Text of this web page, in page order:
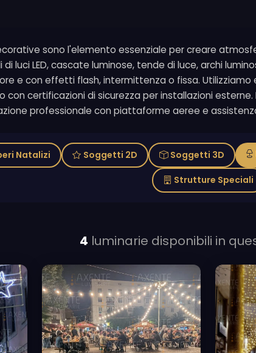
sono l'elemento essenziale per creare
luci LED, cascate luminose, tende di luce, archi
e con effetti flash, intermittenza o fissa. Utilizziamo
con certificazioni di sicurezza per installazioni
professionale con piattaforme aeree e
Natalizi Soggetti 2D Soggetti 3D
Strutture Speciali
4 luminarie disponibili in